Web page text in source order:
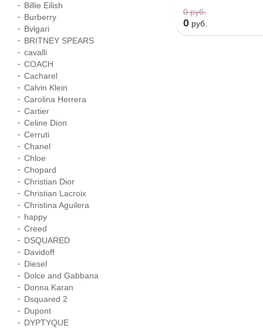
0руб.
0 руб.
Billie Eilish
Burberry
Bvlgari
BRITNEY SPEARS
cavalli
COACH
Cacharel
Calvin Klein
Carolina Herrera
Cartier
Celine Dion
Cerruti
Chanel
Chloe
Chopard
Christian Dior
Christian Lacroix
Christina Aguilera
happy
Creed
DSQUARED
Davidoff
Diesel
Dolce and Gabbana
Donna Karan
Dsquared 2
Dupont
DYPTYQUE